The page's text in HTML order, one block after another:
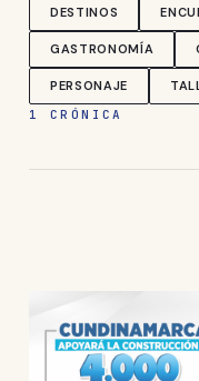
DESTINOS
GASTRONOMÍA
PERSONAJE
1 CRÓNICA